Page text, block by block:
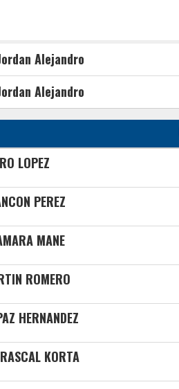
Alejandro
Alejandro
LOPEZ
PEREZ
MANE
ROMERO
HERNANDEZ
KORTA